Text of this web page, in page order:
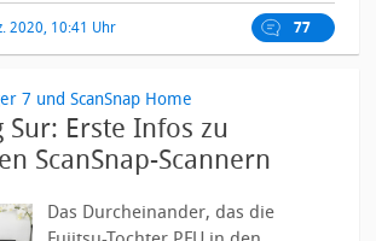
2020, 10:41 Uhr 77
7 und ScanSnap Home
Sur: Erste Infos zu
ScanSnap-Scannern
Das Durcheinander, das die